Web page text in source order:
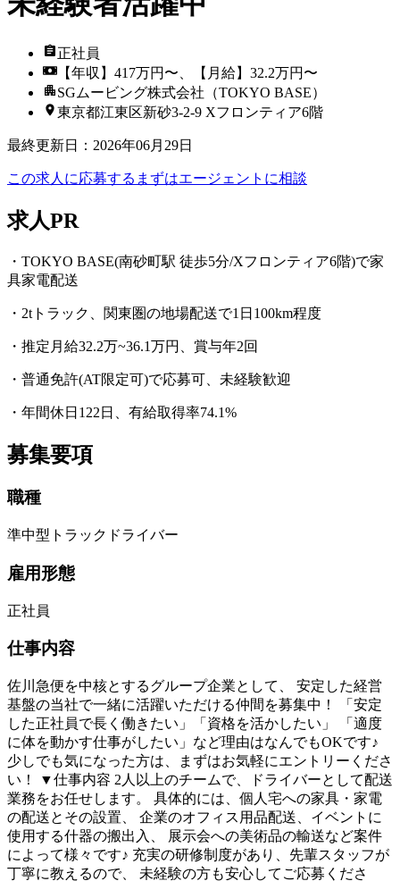
正社員
【年収】417万円〜、【月給】32.2万円〜
SGムービング株式会社（TOKYO BASE）
東京都江東区新砂3-2-9 Xフロンティア6階
最終更新日 ： 2026年06月29日
この求人に応募する まずはエージェントに相談
求人PR
・TOKYO BASE(南砂町駅 徒歩5分/Xフロンティア6階)で家
具家電配送
・2tトラック、関東圏の地場配送で1日100km程度
・推定月給32.2万~36.1万円、賞与年2回
・普通免許(AT限定可)で応募可、未経験歓迎
・年間休日122日、有給取得率74.1%
募集要項
職種
準中型トラックドライバー
雇用形態
正社員
仕事内容
佐川急便を中核とするグループ企業として、 安定した経営
基盤の当社で一緒に活躍いただける仲間を募集中！ 「安定
した正社員で長く働きたい」「資格を活かしたい」 「適度
に体を動かす仕事がしたい」など理由はなんでもOKです♪
少しでも気になった方は、まずはお気軽にエントリーくださ
い！ ▼仕事内容 2人以上のチームで、ドライバーとして配送
業務をお任せします。 具体的には、個人宅への家具・家電
の配送とその設置、 企業のオフィス用品配送、イベントに
使用する什器の搬出入、 展示会への美術品の輸送など案件
によって様々です♪ 充実の研修制度があり、先輩スタッフが
丁寧に教えるので、 未経験の方も安心してご応募くださ